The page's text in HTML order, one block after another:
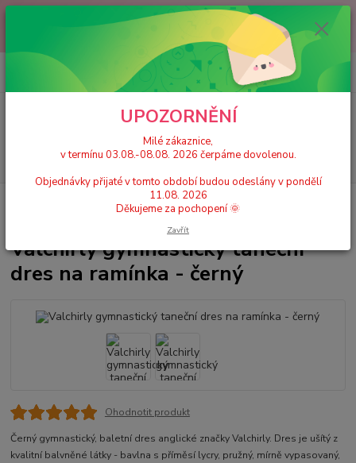
Milé zákaznice, v termínu 03.08.-08.08. 2026 čerpáme dovolenou.
Objednávky přijaté v tomto období budou odeslány v pondělí 11.08.
2026 Děkujeme za pochopení 🌞
CZK
Hledat
+420 777 224 390
(Po-Pá, 9-17 hod.)
0 Kč
Valchirly gymnastický taneční dres na ramínka
Valchirly gymnastický taneční
dres na ramínka - černý
Ohodnotit produkt
Černý gymnastický, baletní dres anglické značky Valchirly. Dres je ušítý z
kvalitní balvněné látky - bavlna s příměsí lycry, pružný, mírně vypasovaný,
UPOZORNĚNÍ
Milé zákaznice,
v termínu 03.08.-08.08. 2026 čerpáme dovolenou.
Objednávky přijaté v tomto období budou odeslány v pondělí
11.08. 2026
Děkujeme za pochopení 🌞
Zavřít